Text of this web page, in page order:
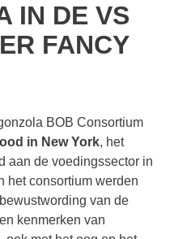
IN DE VS
FANCY
BOB Consortium
in New York, het
aan de voedingssector in
het consortium werden
van de
kenmerken van